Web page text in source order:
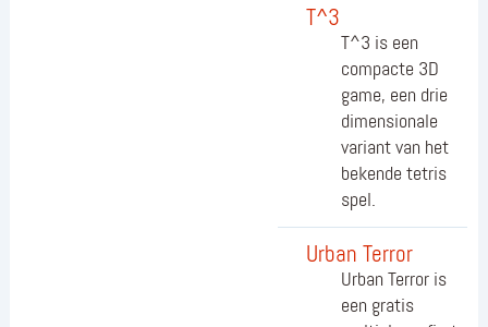
T^3
T^3 is een
compacte 3D
game, een drie
dimensionale
variant van het
bekende tetris
spel.
Urban Terror
Urban Terror is
een gratis